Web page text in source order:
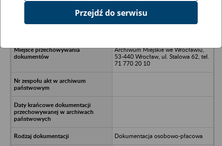
Szkoła Podstawowa 55 - Wrocław
Archiwum Miejskie we Wrocławiu,
53-440 Wrocław, ul. Stalowa 62, tel.
71 770 20 10
Dokumentacja osobowo-płacowa
Przejdź do serwisu